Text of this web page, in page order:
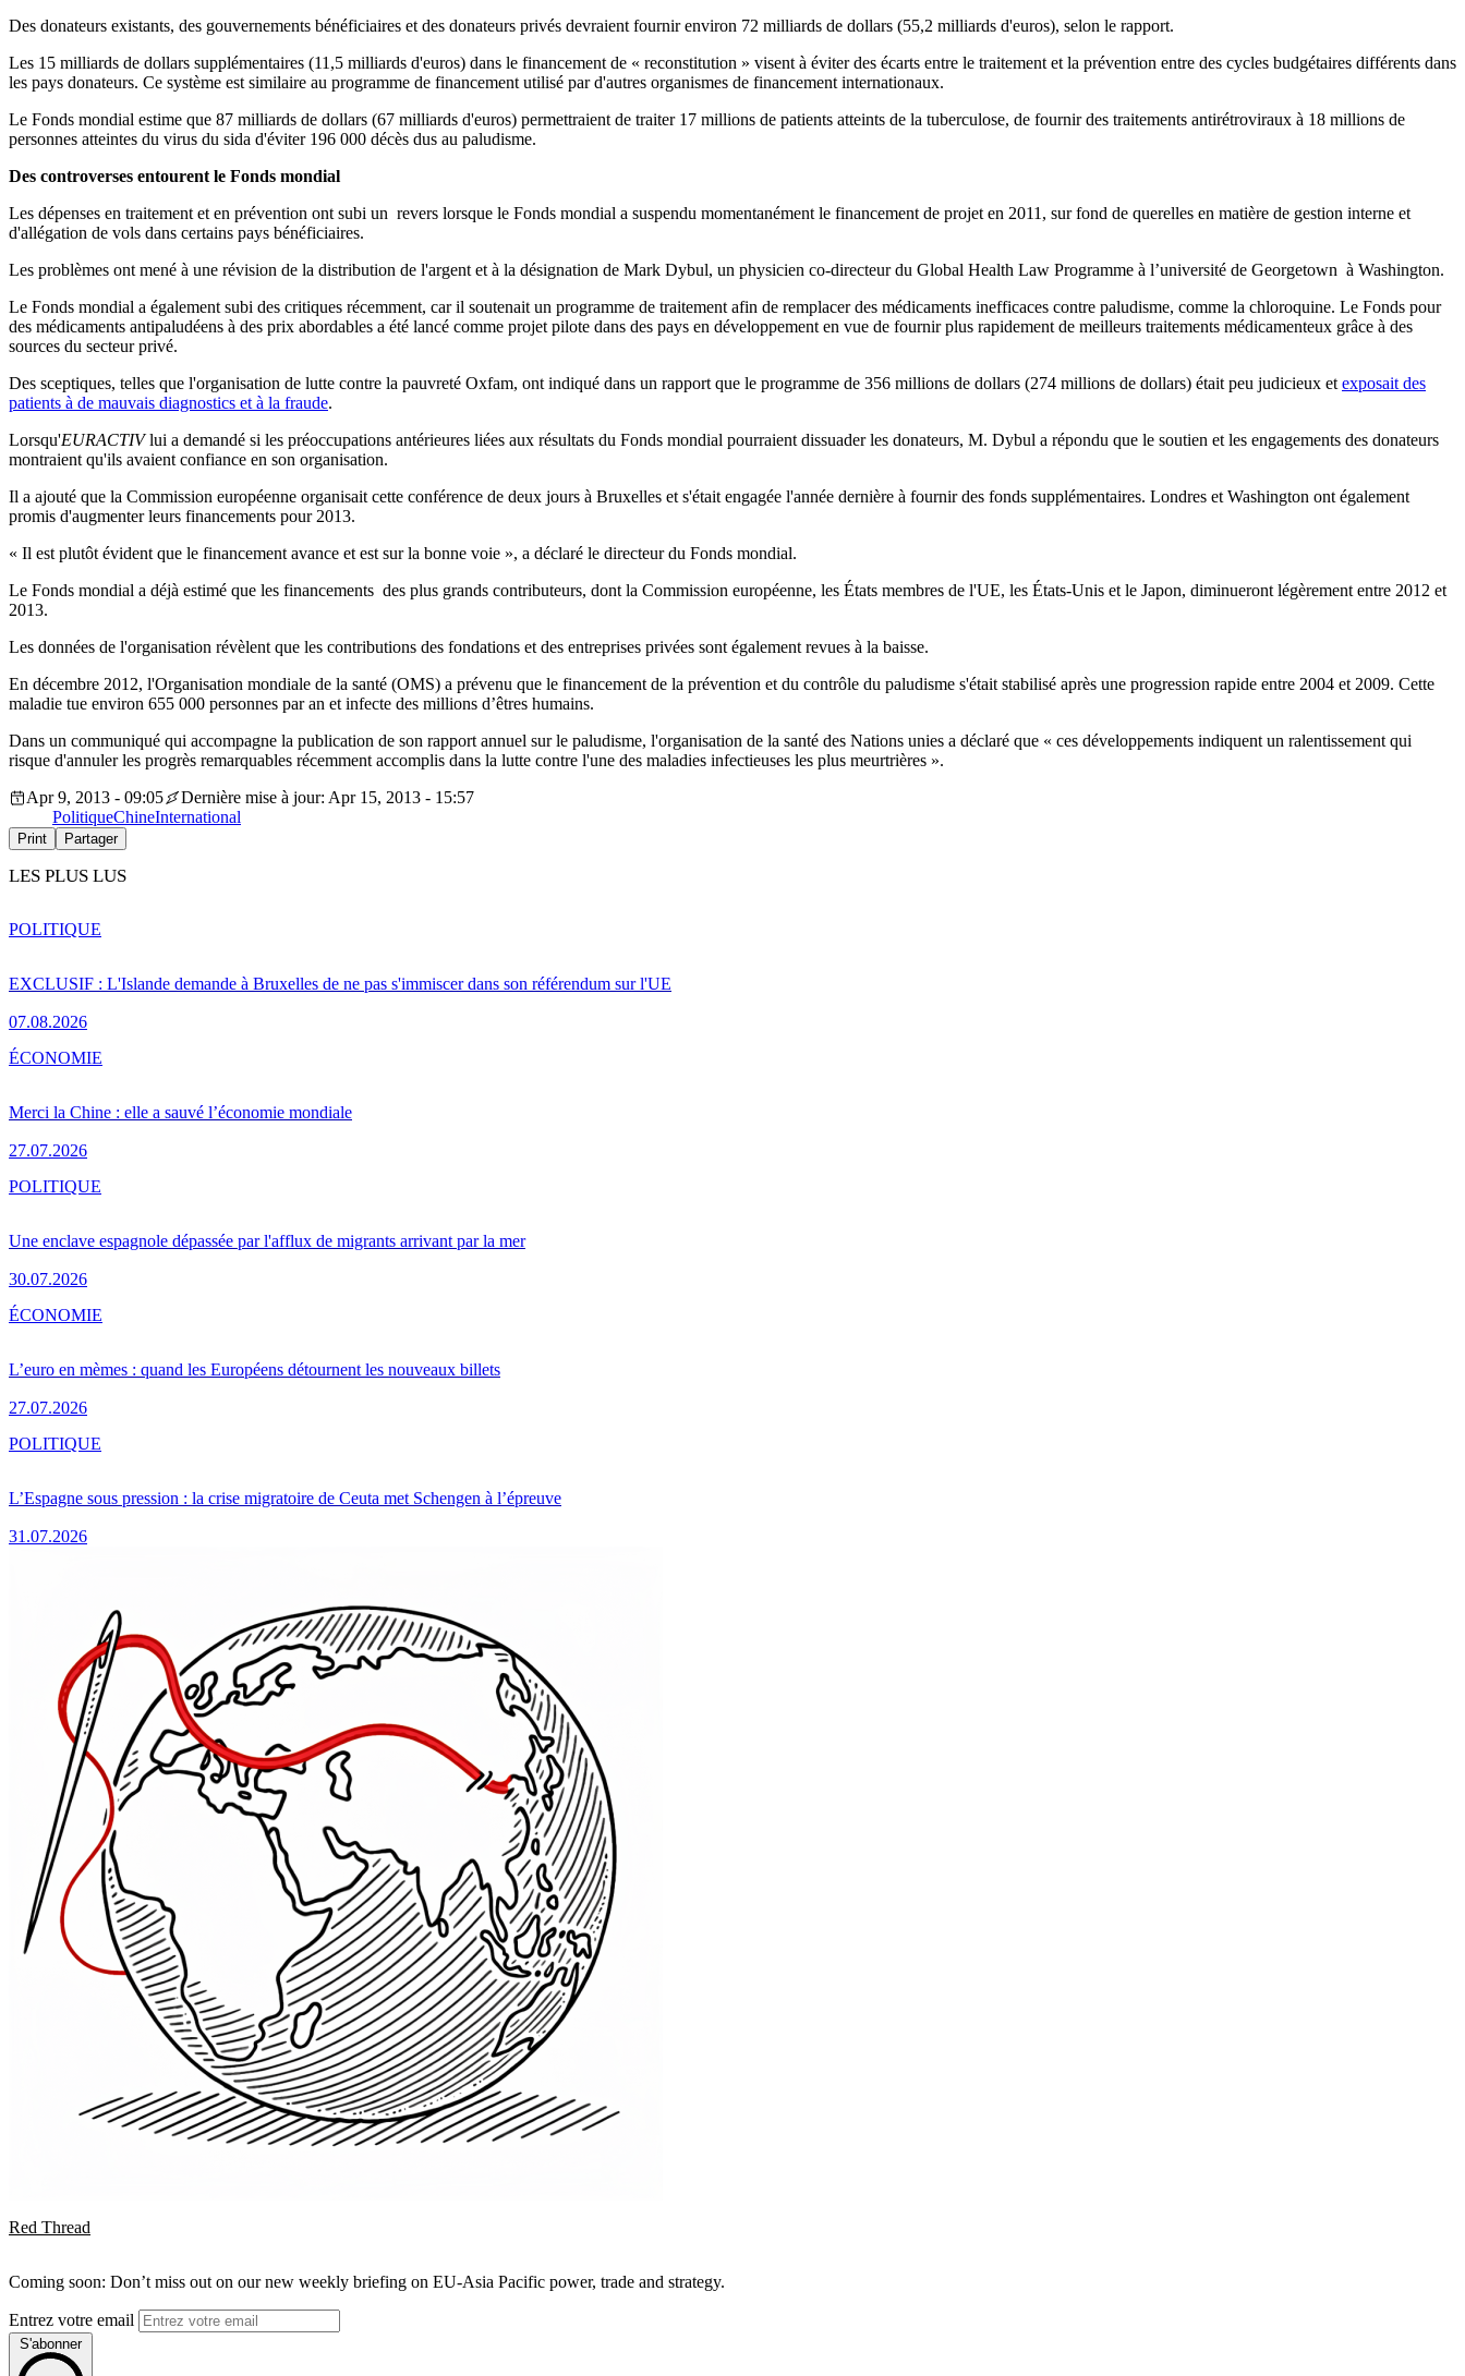
Des donateurs existants, des gouvernements bénéficiaires et des donateurs privés devraient fournir environ 72 milliards de dollars (55,2 milliards d'euros), selon le rapport.
Les 15 milliards de dollars supplémentaires (11,5 milliards d'euros) dans le financement de « reconstitution » visent à éviter des écarts entre le traitement et la prévention entre des cycles budgétaires différents dans
les pays donateurs. Ce système est similaire au programme de financement utilisé par d'autres organismes de financement internationaux.
Le Fonds mondial estime que 87 milliards de dollars (67 milliards d'euros) permettraient de traiter 17 millions de patients atteints de la tuberculose, de fournir des traitements antirétroviraux à 18 millions de
personnes atteintes du virus du sida d'éviter 196 000 décès dus au paludisme.
Des controverses entourent le Fonds mondial
Les dépenses en traitement et en prévention ont subi un revers lorsque le Fonds mondial a suspendu momentanément le financement de projet en 2011, sur fond de querelles en matière de gestion interne et
d'allégation de vols dans certains pays bénéficiaires.
Les problèmes ont mené à une révision de la distribution de l'argent et à la désignation de Mark Dybul, un physicien co-directeur du Global Health Law Programme à l’université de Georgetown à Washington.
Le Fonds mondial a également subi des critiques récemment, car il soutenait un programme de traitement afin de remplacer des médicaments inefficaces contre paludisme, comme la chloroquine. Le Fonds pour
des médicaments antipaludéens à des prix abordables a été lancé comme projet pilote dans des pays en développement en vue de fournir plus rapidement de meilleurs traitements médicamenteux grâce à des
sources du secteur privé.
Des sceptiques, telles que l'organisation de lutte contre la pauvreté Oxfam, ont indiqué dans un rapport que le programme de 356 millions de dollars (274 millions de dollars) était peu judicieux et exposait des
patients à de mauvais diagnostics et à la fraude.
Lorsqu'EURACTIVlui a demandé si les préoccupations antérieures liées aux résultats du Fonds mondial pourraient dissuader les donateurs, M. Dybul a répondu que le soutien et les engagements des donateurs
montraient qu'ils avaient confiance en son organisation.
Il a ajouté que la Commission européenne organisait cette conférence de deux jours à Bruxelles et s'était engagée l'année dernière à fournir des fonds supplémentaires. Londres et Washington ont également
promis d'augmenter leurs financements pour 2013.
« Il est plutôt évident que le financement avance et est sur la bonne voie », a déclaré le directeur du Fonds mondial.
Le Fonds mondial a déjà estimé que les financements des plus grands contributeurs, dont la Commission européenne, les États membres de l'UE, les États-Unis et le Japon, diminueront légèrement entre 2012 et
2013.
Les données de l'organisation révèlent que les contributions des fondations et des entreprises privées sont également revues à la baisse.
En décembre 2012, l'Organisation mondiale de la santé (OMS) a prévenu que le financement de la prévention et du contrôle du paludisme s'était stabilisé après une progression rapide entre 2004 et 2009. Cette
maladie tue environ 655 000 personnes par an et infecte des millions d’êtres humains.
Dans un communiqué qui accompagne la publication de son rapport annuel sur le paludisme, l'organisation de la santé des Nations unies a déclaré que « ces développements indiquent un ralentissement qui
risque d'annuler les progrès remarquables récemment accomplis dans la lutte contre l'une des maladies infectieuses les plus meurtrières ».
Apr 9, 2013 - 09:05
Dernière mise à jour: Apr 15, 2013 - 15:57
PolitiqueChineInternational
Print Partager
LES PLUS LUS
EXCLUSIF : L'Islande demande à Bruxelles de ne pas s'immiscer dans son référendum sur l'UE
07.08.2026
POLITIQUE
Merci la Chine : elle a sauvé l’économie mondiale
27.07.2026
ÉCONOMIE
Une enclave espagnole dépassée par l'afflux de migrants arrivant par la mer
30.07.2026
POLITIQUE
L’euro en mèmes : quand les Européens détournent les nouveaux billets
27.07.2026
ÉCONOMIE
L’Espagne sous pression : la crise migratoire de Ceuta met Schengen à l’épreuve
31.07.2026
POLITIQUE
Red Thread
Coming soon: Don’t miss out on our new weekly briefing on EU-Asia Pacific power, trade and strategy.
Entrez votre email
S'abonner